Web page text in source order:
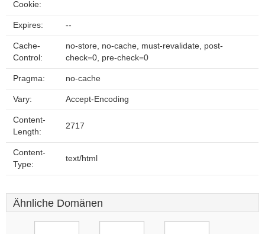
Cookie:
Expires: --
Cache-
Control:
no-store, no-cache, must-revalidate, post-
check=0, pre-check=0
Pragma: no-cache
Vary: Accept-Encoding
Content-
Length:
2717
Content-
Type:
text/html
Ähnliche Domänen